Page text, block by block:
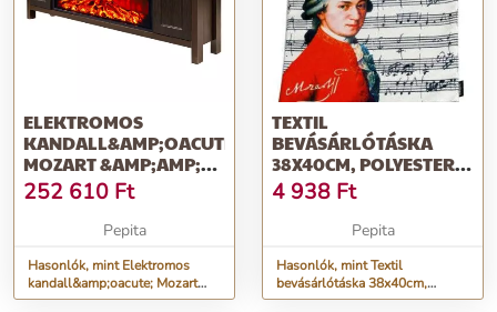
ELEKTROMOS
KANDALL&AMP;OACUTE;
MOZART &AMP;AMP;
TASMANIA, ART FLAME,
750*...
252 610 Ft
Pepita
Hasonlók, mint Elektromos
kandall&amp;oacute; Mozart
&amp;amp; Tasmania, Art
TEXTIL
BEVÁSÁRLÓTÁSKA
38X40CM, POLYESTER,
MOZART
4 938 Ft
Pepita
Hasonlók, mint Textil
bevásárlótáska 38x40cm,
polyester, Mozart